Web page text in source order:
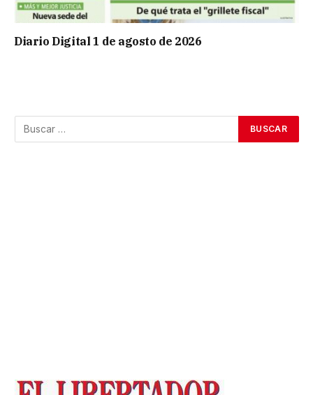
Diario Digital 1 de agosto de 2026